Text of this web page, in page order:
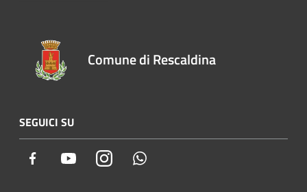
Comune di Rescaldina
SEGUICI SU
Facebook YoutubeInstagram